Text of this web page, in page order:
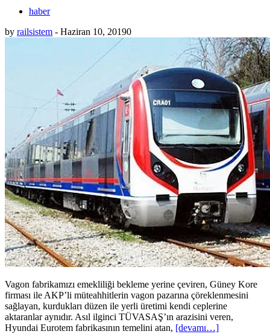
haber
by railsistem - Haziran 10, 20190
Vagon fabrikamızı emekliliği bekleme yerine çeviren, Güney Kore
firması ile AKP’li müteahhitlerin vagon pazarına çöreklenmesini
sağlayan, kurdukları düzen ile yerli üretimi kendi ceplerine
aktaranlar aynıdır. Asıl ilginci TÜVASAŞ’ın arazisini veren,
Hyundai Eurotem fabrikasının temelini atan, [devamı…]